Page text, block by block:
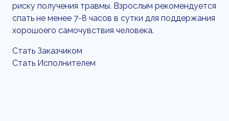
риску получения травмы. Взрослым рекомендуется
спать не менее 7-8 часов в сутки для поддержания
хорошоего самочувствия человека.
Стать Заказчиком
Стать Исполнителем